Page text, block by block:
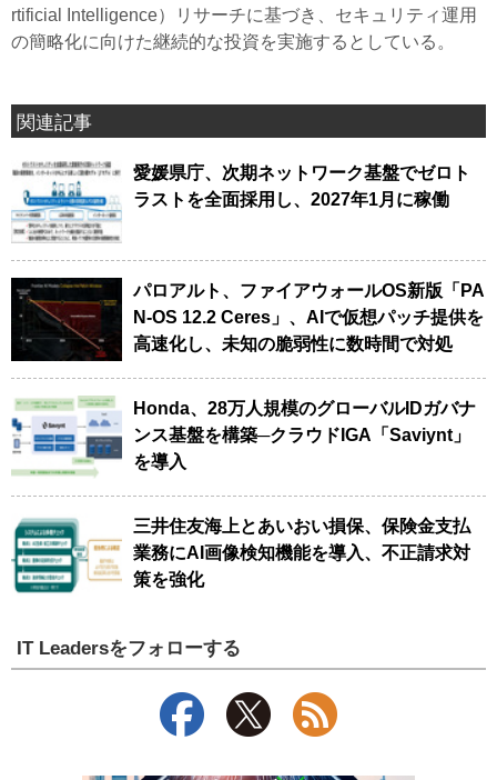
rtificial Intelligence）リサーチに基づき、セキュリティ運用
の簡略化に向けた継続的な投資を実施するとしている。
関連記事
愛媛県庁、次期ネットワーク基盤でゼロト
ラストを全面採用し、2027年1月に稼働
パロアルト、ファイアウォールOS新版「PA
N-OS 12.2 Ceres」、AIで仮想パッチ提供を
高速化し、未知の脆弱性に数時間で対処
Honda、28万人規模のグローバルIDガバナ
ンス基盤を構築─クラウドIGA「Saviynt」
を導入
三井住友海上とあいおい損保、保険金支払
業務にAI画像検知機能を導入、不正請求対
策を強化
IT Leadersをフォローする